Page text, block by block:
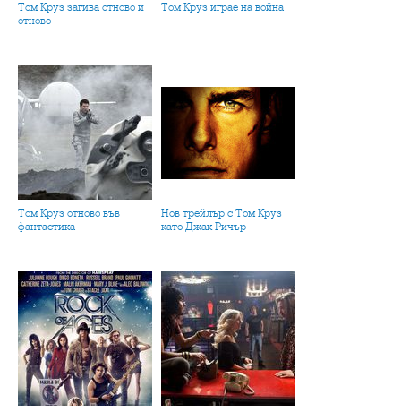
Том Круз загива отново и
отново
Том Круз играе на война
Том Круз отново във
фантастика
Нов трейлър с Том Круз
като Джак Ричър